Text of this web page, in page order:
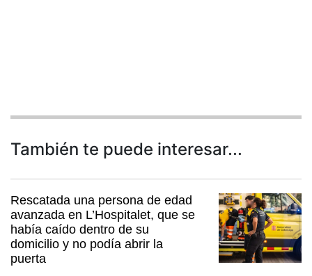
También te puede interesar...
Rescatada una persona de edad
avanzada en L’Hospitalet, que se
había caído dentro de su
domicilio y no podía abrir la
puerta